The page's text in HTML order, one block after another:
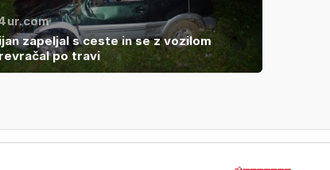
zapeljal s ceste in se z vozilom
po travi